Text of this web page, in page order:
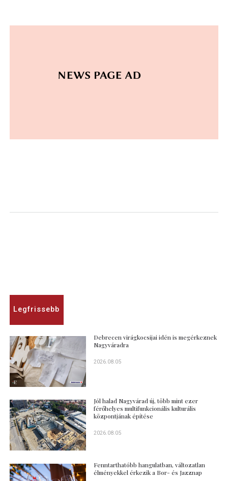
Legfrissebb
Debrecen virágkocsijai idén is megérkeznek
Nagyváradra
2026.08.05
Jól halad Nagyvárad új, több mint ezer
férőhelyes multifunkcionális kulturális
központjának építése
2026.08.05
Fenntarthatóbb hangulatban, változatlan
élményekkel érkezik a Bor- és Jazznap